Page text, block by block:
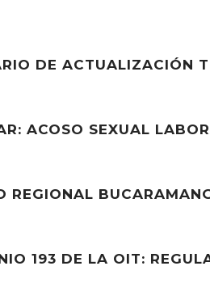
DE ACTUALIZACIÓN
ACOSO SEXUAL
REGIONAL
193 DE LA OIT: